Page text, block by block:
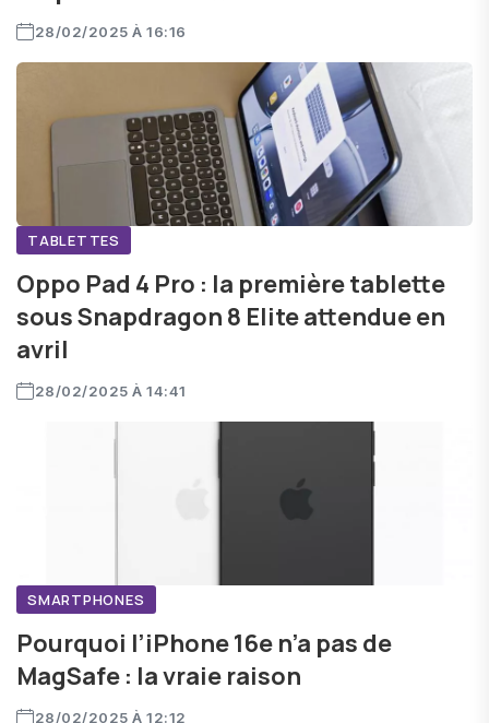
28/02/2025 À 16:16
TABLETTES
Oppo Pad 4 Pro : la première tablette
sous Snapdragon 8 Elite attendue en
avril
28/02/2025 À 14:41
SMARTPHONES
Pourquoi l’iPhone 16e n’a pas de
MagSafe : la vraie raison
28/02/2025 À 12:12